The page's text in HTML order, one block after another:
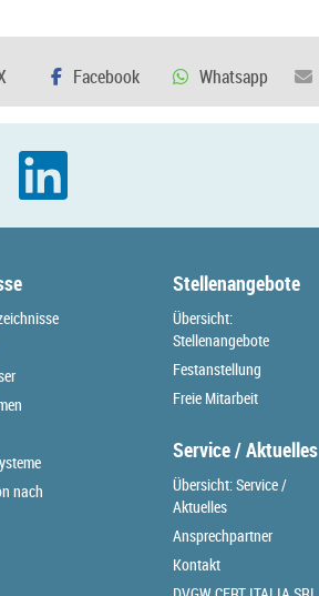
nach
Stellenangebote
Übersicht:
Stellenangebote
Festanstellung
Freie Mitarbeit
Service / Aktuelles
Übersicht: Service /
Aktuelles
Ansprechpartner
Kontakt